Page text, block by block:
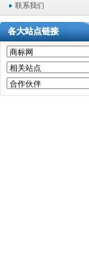
联系我们
各大站点链接